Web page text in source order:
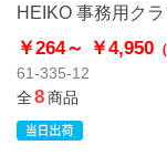
HEIKO 事務用ク
￥264～ ￥4,950
61-335-12
全8商品